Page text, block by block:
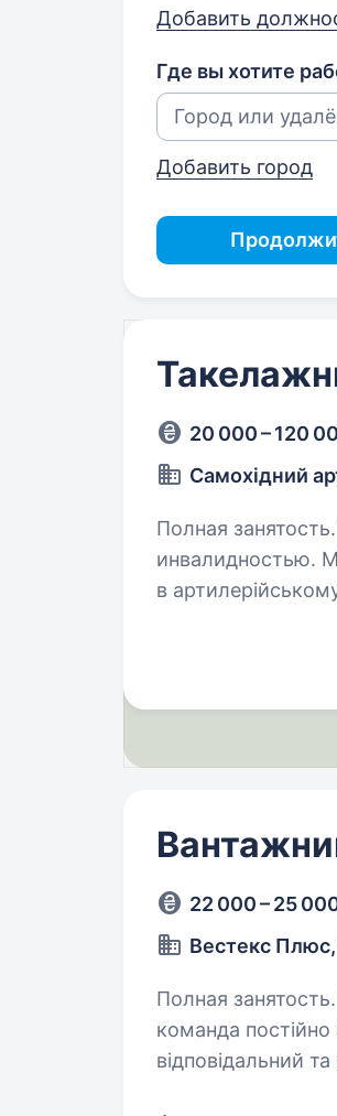
Добавить
Где вы хотите
Добавить город
20 000 – 120
Самохідний
Полная
инвалидностью. Місце роботи: Вакансія передбачає службу
в
на посаду
22 000 – 25
Вестекс
Полная занятость. Нова Пошта — лідер експрес-доставки в Україні. Наша
команда
відповідальний